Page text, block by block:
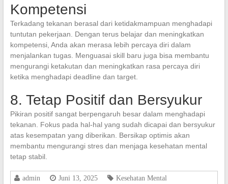
Kompetensi
Terkadang tekanan berasal dari ketidakmampuan menghadapi
tuntutan pekerjaan. Dengan terus belajar dan meningkatkan
kompetensi, Anda akan merasa lebih percaya diri dalam
menjalankan tugas. Menguasai skill baru juga bisa membantu
mengurangi ketakutan dan meningkatkan rasa percaya diri
ketika menghadapi deadline dan target.
8. Tetap Positif dan Bersyukur
Pikiran positif sangat berpengaruh besar dalam menghadapi
tekanan. Fokus pada hal-hal yang sudah dicapai dan bersyukur
atas kesempatan yang diberikan. Bersikap optimis akan
membantu mengurangi stres dan menjaga kesehatan mental
tetap stabil.
admin Juni 13, 2025 Kesehatan Mental